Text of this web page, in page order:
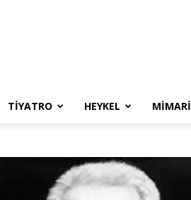
TIYATRO HEYKEL MIMARI